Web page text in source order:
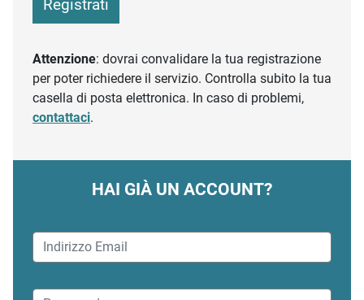
Registrati
Attenzione: dovrai convalidare la tua registrazione
per poter richiedere il servizio. Controlla subito la tua
casella di posta elettronica. In caso di problemi,
contattaci.
HAI GIÀ UN ACCOUNT?